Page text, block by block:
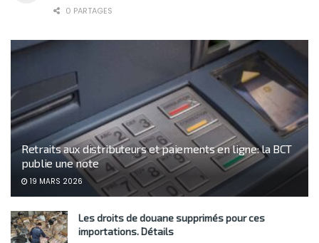
0 PARTAGES
Retraits aux distributeurs et paiements en ligne: la BCT
publie une note
19 MARS 2026
Les droits de douane supprimés pour ces
importations. Détails